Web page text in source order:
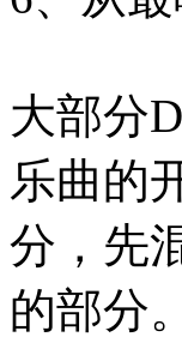
大部分
乐曲的
分，先
的部分